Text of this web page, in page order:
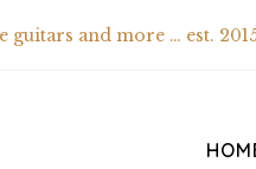
guitars and more … est.